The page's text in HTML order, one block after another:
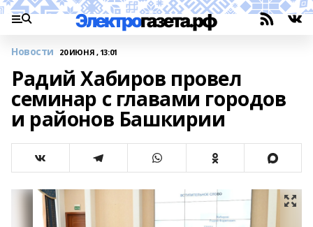
Новости 20 ИЮНЯ , 13:01
Радий Хабиров провел
семинар с главами городов
и районов Башкирии